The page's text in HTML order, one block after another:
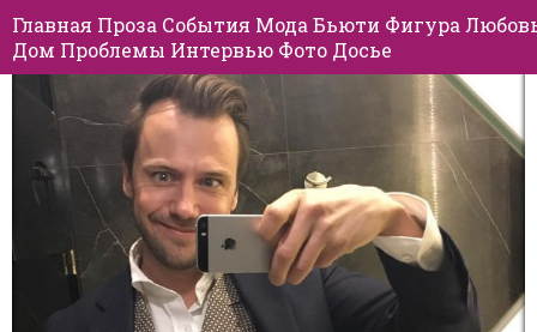
Главная Проза События Мода Бьюти Фигура
Дом Проблемы Интервью Фото Досье